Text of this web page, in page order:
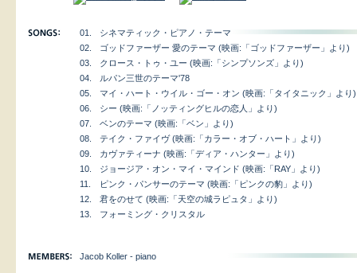
01.
シネマティック・ピアノ・テーマ
02.
ゴッドファーザー 愛のテーマ (映画:「ゴッドファーザー」より)
03.
クロース・トゥ・ユー (映画:「シンプソンズ」より)
04.
ルパン三世のテーマ'78
05.
マイ・ハート・ウイル・ゴー・オン (映画:「タイタニック」より)
06.
シー (映画:「ノッティングヒルの恋人」より)
07.
ベンのテーマ (映画:「ベン」より)
08.
テイク・ファイヴ (映画:「カラー・オブ・ハート」より)
09.
カヴァティーナ (映画:「ディア・ハンター」より)
10.
ジョージア・オン・マイ・マインド (映画:「RAY」より)
11.
ピンク・パンサーのテーマ (映画:「ピンクの豹」より)
12.
君をのせて (映画:「天空の城ラピュタ」より)
13.
フォーミング・クリスタル
Jacob Koller - piano